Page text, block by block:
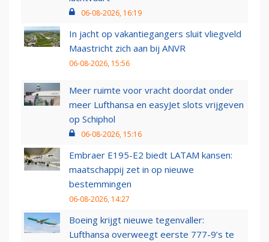
06-08-2026, 16:19
In jacht op vakantiegangers sluit vliegveld
Maastricht zich aan bij ANVR
06-08-2026, 15:56
Meer ruimte voor vracht doordat onder
meer Lufthansa en easyJet slots vrijgeven
op Schiphol
06-08-2026, 15:16
Embraer E195-E2 biedt LATAM kansen:
maatschappij zet in op nieuwe
bestemmingen
06-08-2026, 14:27
Boeing krijgt nieuwe tegenvaller:
Lufthansa overweegt eerste 777-9’s te